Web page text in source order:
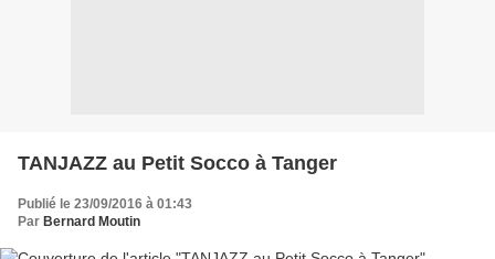
TANJAZZ au Petit Socco à Tanger
Publié le 23/09/2016 à 01:43
Par Bernard Moutin